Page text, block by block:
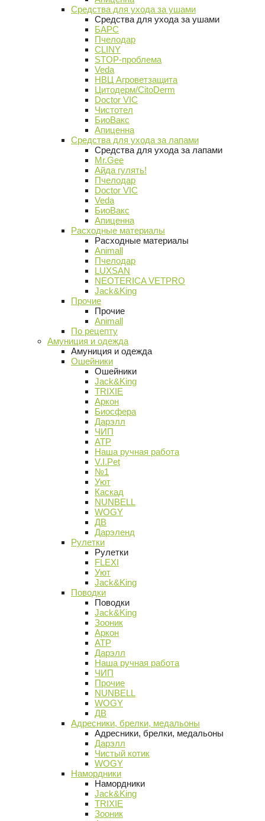
Средства для ухода за ушами
Средства для ухода за ушами
БАРС
Пчелодар
CLINY
STOP-проблема
Veda
НВЦ Агроветзащита
Цитодерм/CitoDerm
Doctor VIC
Чистотел
БиоВакс
Апиценна
Средства для ухода за лапами
Средства для ухода за лапами
Mr.Gee
Айда гулять!
Пчелодар
Doctor VIC
Veda
БиоВакс
Апиценна
Расходные материалы
Расходные материалы
Animall
Пчелодар
LUXSAN
NEOTERICA VETPRO
Jack&King
Прочие
Прочие
Animall
По рецепту
Амуниция и одежда
Амуниция и одежда
Ошейники
Ошейники
Jack&King
TRIXIE
Аркон
Биосфера
Дарэлл
ЧИП
АТР
Наша ручная работа
V.I.Pet
№1
Уют
Каскад
NUNBELL
WOGY
ДВ
Дарэленд
Рулетки
Рулетки
FLEXI
Уют
Jack&King
Поводки
Поводки
Jack&King
Зооник
Аркон
АТР
Дарэлл
Наша ручная работа
ЧИП
Прочие
NUNBELL
WOGY
ДВ
Адресники, брелки, медальоны
Адресники, брелки, медальоны
Дарэлл
Чистый котик
WOGY
Намордники
Намордники
Jack&King
TRIXIE
Зооник